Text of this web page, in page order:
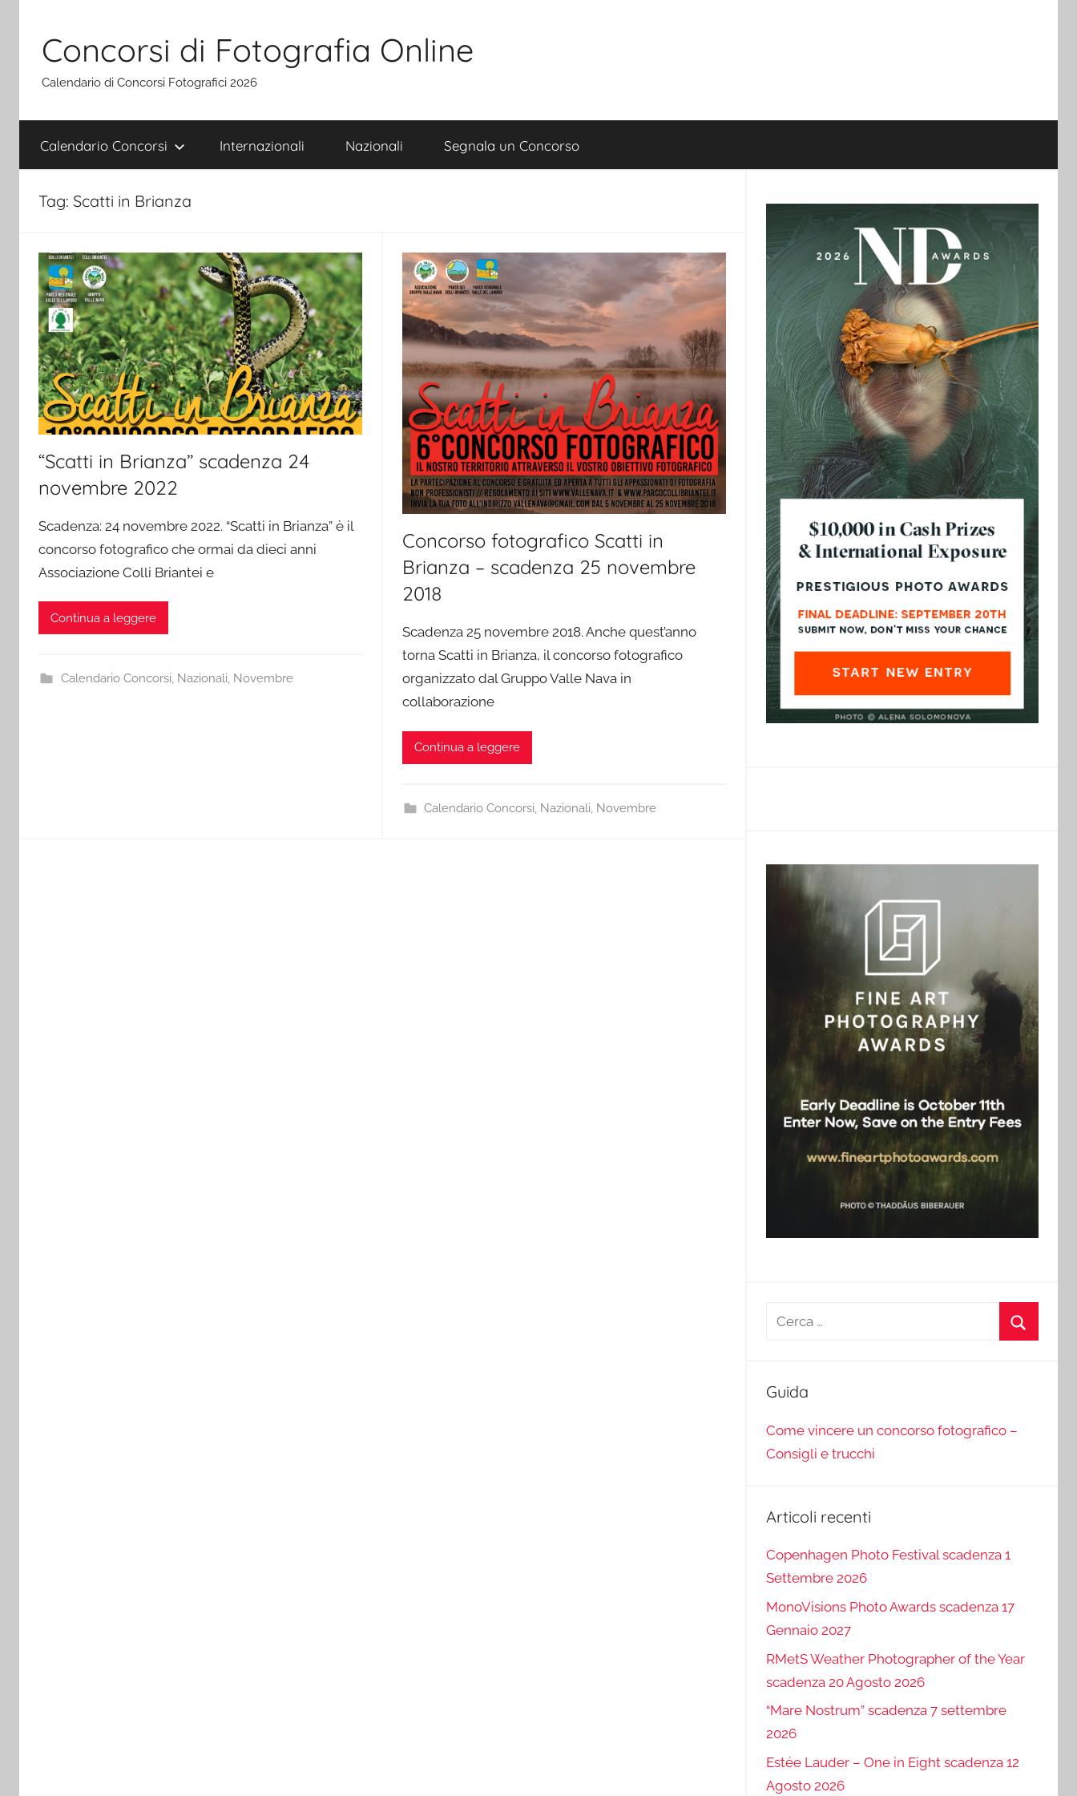
contenuto
Concorsi di Fotografia Online
Calendario di Concorsi Fotografici 2026
Calendario Concorsi Internazionali Nazionali Segnala un Concorso
Tag: Scatti in Brianza
“Scatti in Brianza” scadenza 24
novembre 2022
Scadenza: 24 novembre 2022. “Scatti in Brianza” è il
concorso fotografico che ormai da dieci anni
Associazione Colli Briantei e
Continua a leggere
Calendario Concorsi, Nazionali, Novembre
Concorso fotografico Scatti in
Brianza – scadenza 25 novembre
2018
Scadenza 25 novembre 2018. Anche quest’anno
torna Scatti in Brianza, il concorso fotografico
organizzato dal Gruppo Valle Nava in
collaborazione
Continua a leggere
Calendario Concorsi, Nazionali, Novembre
Ricerca
Guida
Come vincere un concorso fotografico –
Consigli e trucchi
Articoli recenti
Copenhagen Photo Festival scadenza 1
Settembre 2026
MonoVisions Photo Awards scadenza 17
Gennaio 2027
RMetS Weather Photographer of the Year
scadenza 20 Agosto 2026
“Mare Nostrum” scadenza 7 settembre
2026
Estée Lauder – One in Eight scadenza 12
Agosto 2026